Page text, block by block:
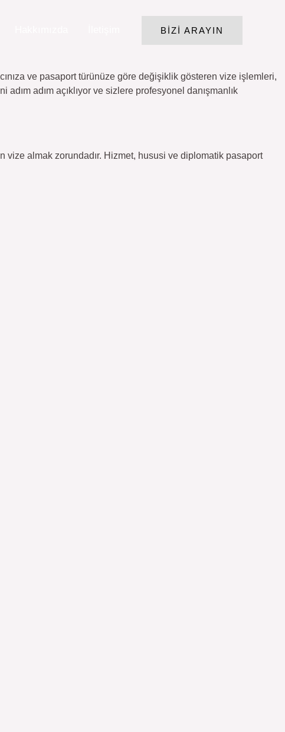
BIZI ARAYIN
ve pasaport türünüze göre değişiklik gösteren vize işlemleri,
adım açıklıyor ve sizlere profesyonel danışmanlık
almak zorundadır. Hizmet, hususi ve diplomatik pasaport